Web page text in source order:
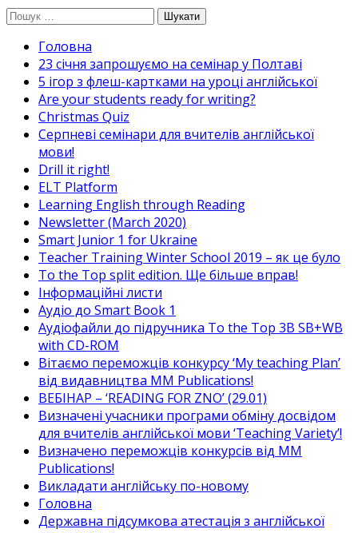
Перейти
вмісту
Пошук:
Головна
23 січня запрошуємо на семінар у Полтаві
5 ігор з флеш-картками на уроці англійської
Are your students ready for writing?
Christmas Quiz
Cерпневі семінари для вчителів англійської
мови!
Drill it right!
ELT Platform
Learning English through Reading
Newsletter (March 2020)
Smart Junior 1 for Ukraine
Teacher Training Winter School 2019 – як це було
To the Top split edition. Ще більше вправ!
Інформаційні листи
Аудіо до Smart Book 1
Аудіофайли до підручника To the Top 3B SB+WB
with CD-ROM
Вітаємо переможців конкурсу ‘My teaching Plan’
від видавництва MM Publications!
ВЕБІНАР – ‘READING FOR ZNO’ (29.01)
Визначені учасники програми обміну досвідом
для вчителів англійської мови ‘Teaching Variety’!
Визначено переможців конкурсів від MM
Publications!
Викладати англійську по-новому
Головна
Державна підсумкова атестація з англійської